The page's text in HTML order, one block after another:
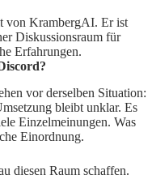
von KrambergAI. Er ist
Diskussionsraum für
Erfahrungen.
vor derselben Situation:
bleibt unklar. Es
Einzelmeinungen. Was
Einordnung.
diesen Raum schaffen.